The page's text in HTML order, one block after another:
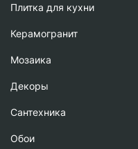
Плитка для кухни
Керамогранит
Мозаика
Декоры
Сантехника
Обои